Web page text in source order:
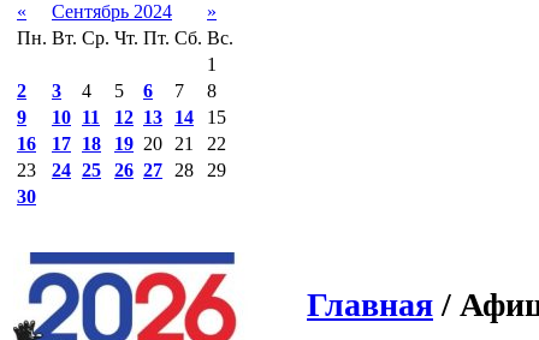
«
Сентябрь 2024
»
Пн. Вт. Ср. Чт. Пт. Сб. Вс.
1
2
3 4 5 6 7
8
9
10 11 12 13 14
15
16
17 18 19 20 21
22
23
24 25 26 27 28
29
30
Главная /